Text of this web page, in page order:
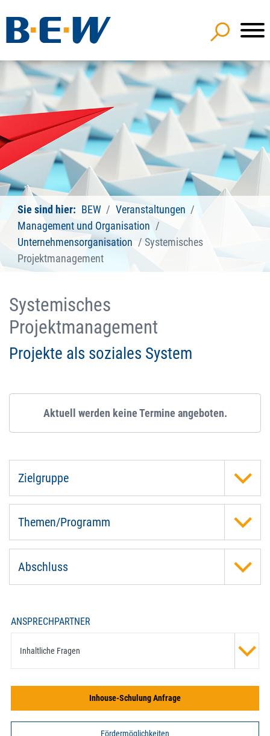
Sie sind hier: BEW
Veranstaltungen
Management und Organisation
Unternehmensorganisation
Systemisches
Projektmanagement
Systemisches
Projektmanagement
Projekte als soziales System
Aktuell werden keine Termine angeboten.
Zielgruppe
Themen/Programm
Abschluss
ANSPRECHPARTNER
Inhaltliche Fragen
Inhouse-Schulung Anfrage
Fördermöglichkeiten